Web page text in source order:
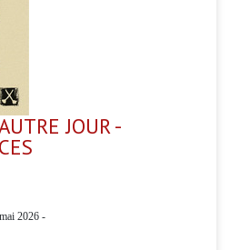
JOUR -
2026 -